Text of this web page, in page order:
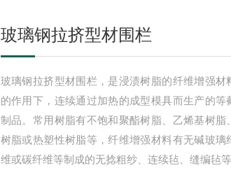
玻璃钢拉挤型材围栏
玻璃钢拉挤型材围栏，是浸渍树脂的纤维增强材
的作用下，连续通过加热的成型模具而生产的等
制品。常用树脂有不饱和聚酯树脂、乙烯基树脂
树脂或热塑性树脂等，纤维增强材料有无碱玻璃
维或碳纤维等制成的无捻粗纱、连续毡、缝编毡等